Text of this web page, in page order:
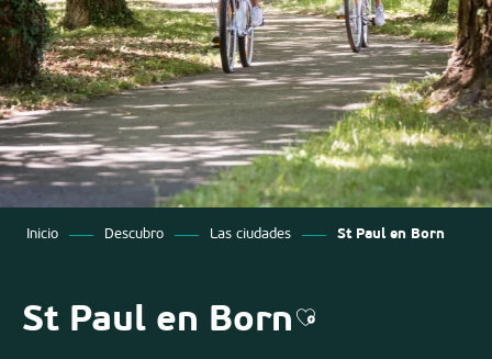
Inicio Descubro Las ciudades St Paul en Born
St Paul en Born Ajouter aux